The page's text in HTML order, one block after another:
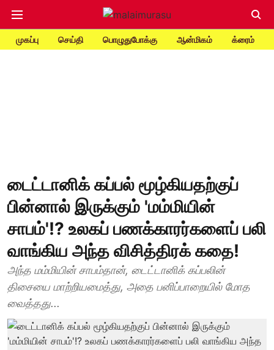
முகப்பு செய்தி பொழுதுபோக்கு ஆன்மிகம் க்ரைம்
டைட்டானிக் கப்பல் மூழ்கியதற்குப்
பின்னால் இருக்கும் 'மம்மியின்
சாபம்'!? உலகப் பணக்காரர்களைப் பலி
வாங்கிய அந்த விசித்திரக் கதை!
அந்த மம்மியின் சாபம்தான், டைட்டானிக் கப்பலின்
திசையை மாற்றியமைத்து, அதை பனிப்பாறையில் மோத
வைத்தது...